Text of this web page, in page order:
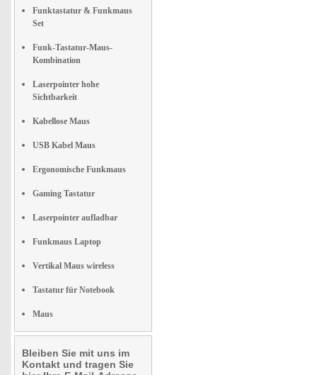
Funktastatur & Funkmaus
Set
Funk-Tastatur-Maus-
Kombination
Laserpointer hohe
Sichtbarkeit
Kabellose Maus
USB Kabel Maus
Ergonomische Funkmaus
Gaming Tastatur
Laserpointer aufladbar
Funkmaus Laptop
Vertikal Maus wireless
Tastatur für Notebook
Maus
Bleiben Sie mit uns im
Kontakt und tragen Sie